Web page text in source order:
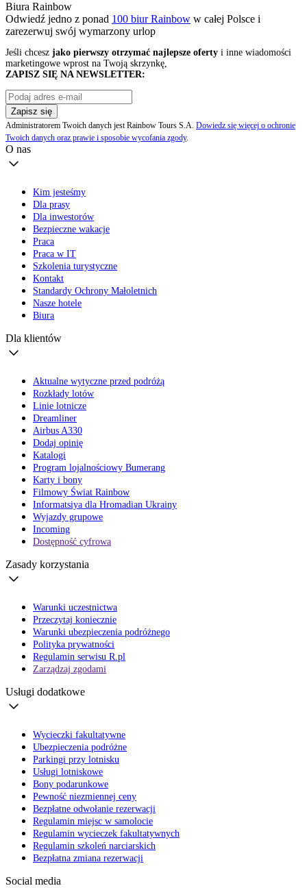
Biura Rainbow
Odwiedź jedno z ponad 100 biur Rainbow w całej Polsce i
zarezerwuj swój wymarzony urlop
Jeśli chcesz jako pierwszy otrzymać najlepsze oferty i inne wiadomości
marketingowe wprost na Twoją skrzynkę,
ZAPISZ SIĘ NA NEWSLETTER:
Zapisz się
Administratorem Twoich danych jest Rainbow Tours S.A. Dowiedz się więcej o ochronie
Twoich danych oraz prawie i sposobie wycofania zgody.
O nas
Kim jesteśmy
Dla prasy
Dla inwestorów
Bezpieczne wakacje
Praca
Praca w IT
Szkolenia turystyczne
Kontakt
Standardy Ochrony Małoletnich
Nasze hotele
Biura
Dla klientów
Aktualne wytyczne przed podróżą
Rozkłady lotów
Linie lotnicze
Dreamliner
Airbus A330
Dodaj opinię
Katalogi
Program lojalnościowy Bumerang
Karty i bony
Filmowy Świat Rainbow
Informatsiya dla Hromadian Ukrainy
Wyjazdy grupowe
Incoming
Dostępność cyfrowa
Zasady korzystania
Warunki uczestnictwa
Przeczytaj koniecznie
Warunki ubezpieczenia podróżnego
Polityka prywatności
Regulamin serwisu R.pl
Zarządzaj zgodami
Usługi dodatkowe
Wycieczki fakultatywne
Ubezpieczenia podróżne
Parkingi przy lotnisku
Usługi lotniskowe
Bony podarunkowe
Pewność niezmiennej ceny
Bezpłatne odwołanie rezerwacji
Regulamin miejsc w samolocie
Regulamin wycieczek fakultatywnych
Regulamin szkoleń narciarskich
Bezpłatna zmiana rezerwacji
Social media